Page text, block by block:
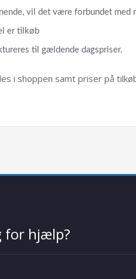
vil det være forbundet med
er tilkøb
til gældende dagspriser.
i shoppen samt priser på
for hjælp?